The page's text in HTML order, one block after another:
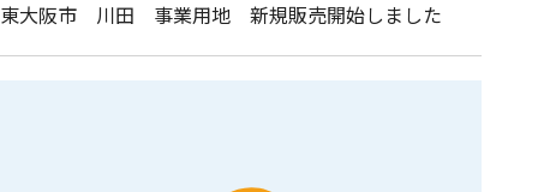
東大阪市 川田 事業用地 新規販売開始しました